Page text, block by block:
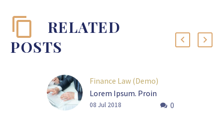
RELATED
POSTS
Finance Law (Demo)
Lorem Ipsum. Proin
gravida nibh vel velit
0
08 Jul 2018